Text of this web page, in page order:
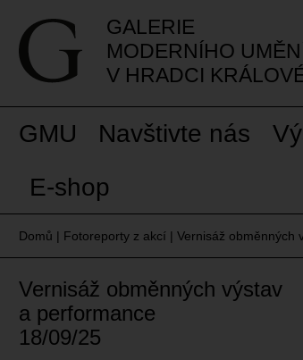
GALERIE
MODERNÍHO
V HRADCI
GMU Navštivte nás
E-shop
Domů | Fotoreporty z akcí | Vernisáž obměnných
Vernisáž obměnných výstav
a performance
18/09/25